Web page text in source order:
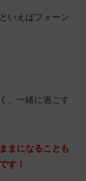
いえばフォーン
、一緒に過ごす
まになることも
す！